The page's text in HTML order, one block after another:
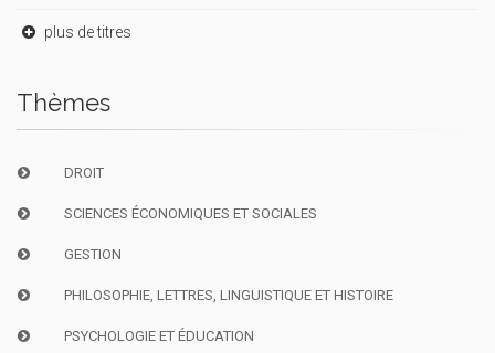
plus de titres
Thèmes
DROIT
SCIENCES ÉCONOMIQUES ET SOCIALES
GESTION
PHILOSOPHIE, LETTRES, LINGUISTIQUE ET HISTOIRE
PSYCHOLOGIE ET ÉDUCATION